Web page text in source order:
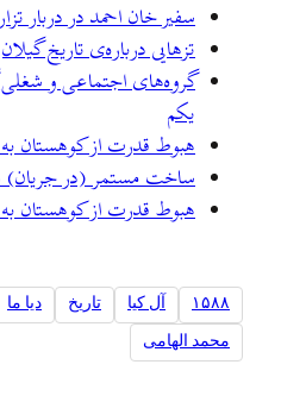
سفیر خان احمد در دربار تزار
تزهایی درباره‌ی تاریخ گیلان
گروه‌های اجتماعی و
یکم
هبوط قدرت از کوهستان
ساخت مستمر (در جریان)
هبوط قدرت از کوهستان
۱۵۸۸ آل کیا تاریخ ديا ما
محمد الهامی